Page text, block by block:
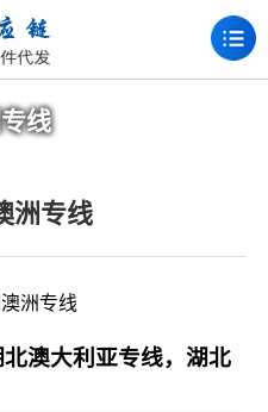
线
洲专线
澳大利亚专线，湖北